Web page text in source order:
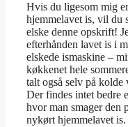
Hvis du ligesom mig
hjemmelavet is, vil du
elske denne opskrift!
efterhånden lavet is i
elskede ismaskine –
køkkenet hele
talt også selv på kolde
Der findes intet bedre
hvor man smager den
nykørt hjemmelavet is.